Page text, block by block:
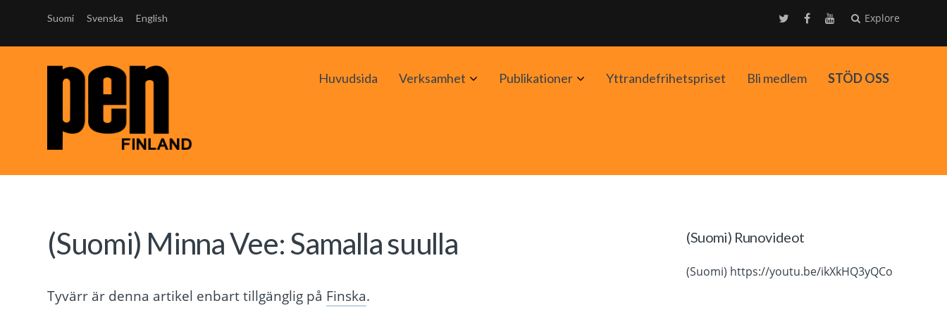
Suomi Svenska English Explore
Huvudsida Verksamhet AvaaPublikationer AvaaYttrandefrihetspriset Bli medlem STÖD OSS
(Suomi) Minna Vee: Samalla suulla
Tyvärr är denna artikel enbart tillgänglig på Finska.
(Suomi) Runovideot
(Suomi) https://youtu.be/ikXkHQ3yQCo